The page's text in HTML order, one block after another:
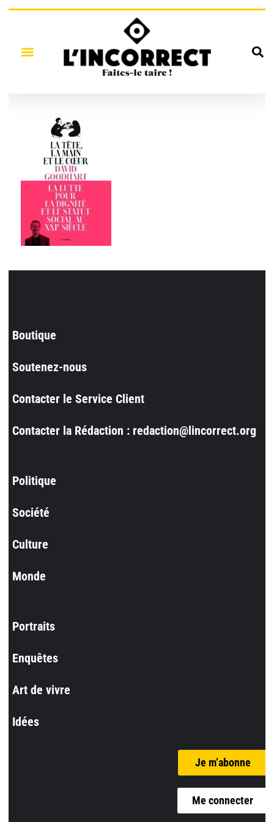
Boutique
Soutenez-nous
Contacter le Service Client
Contacter la Rédaction : redaction@lincorrect.org
Politique
Société
Culture
Monde
Portraits
Enquêtes
Art de vivre
Idées
Je m’abonne
Me connecter